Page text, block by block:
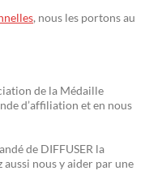
, nous les portons au
de la Médaille
d’affiliation et en nous
de DIFFUSER la
aussi nous y aider par une